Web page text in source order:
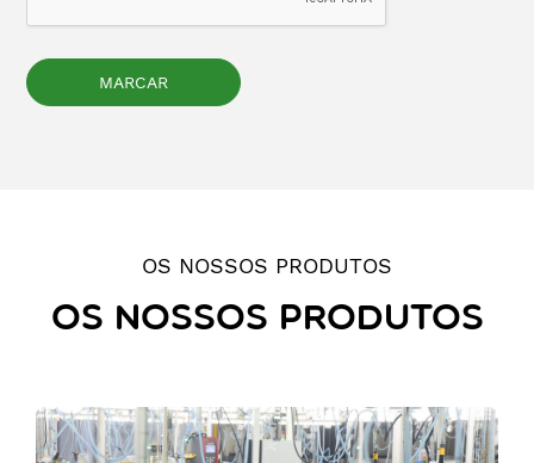
OS NOSSOS PRODUTOS
OS NOSSOS PRODUTOS